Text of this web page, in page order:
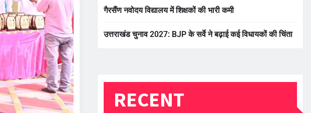
गैरसैंण नवोदय विद्यालय में शिक्षकों की भारी कमी
उत्तराखंड चुनाव 2027: BJP के सर्वे ने बढ़ाई कई विधायकों की चिंता
RECENT